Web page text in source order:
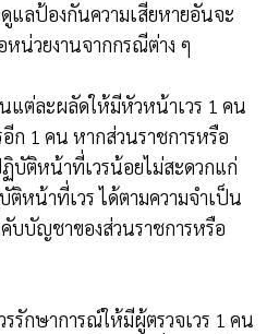
แลป้องกันความเสียหายอันจะ
น่วยงานจากกรณีต่าง ๆ
แต่ละผลัดให้มีหัวหน้าเวร 1 คน
ก 1 คน หากส่วนราชการหรือ
บัติหน้าที่เวรน้อยไม่สะดวกแก่
หน้าที่เวร ได้ตามความจำเป็น
บบัญชาของส่วนราชการหรือ
รักษาการณ์ให้มีผู้ตรวจเวร 1 คน